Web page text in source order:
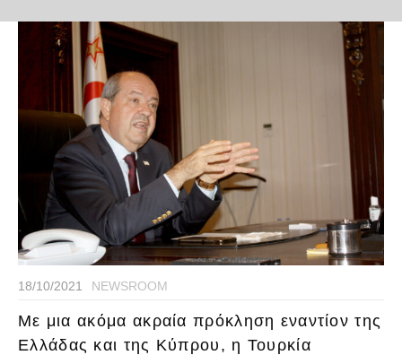
18/10/2021 NEWSROOM
Με μια ακόμα ακραία πρόκληση εναντίον της
Ελλάδας και της Κύπρου, η Τουρκία